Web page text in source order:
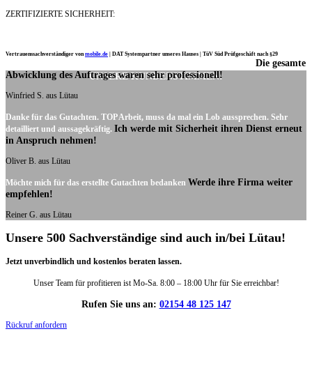
ZERTIFIZIERTE SICHERHEIT:
Vertrauenssachverständiger vonmobile.de DAT Systempartner unseres Hauses | TüV Süd Prüfgeschäft nach §29
UNSERE KUNDENSTIMMEN:
Die gesamte
Abwicklung des Auftrages waren sehr professionell!
Winfried S. aus Lütau
Danke für das Gutachten. TOP Arbeit, muss da mal ein Lob aussprechen. Sehr
detailliert und aussagekräftig. Ich werde mit Sicherheit ihren Dienst erneut
in Anspruch nehmen!
Oliver B. aus Lütau
Möchte mich für das erstellte Gutachten bedanken Werde ihre Firma weiter
empfehlen!
Reiner G. aus Lütau
Unsere 500 Sachverständige sind auch in/bei Lütau!
Jetzt unverbindlich und kostenlos beraten lassen.
Unser Team für profitieren ist Mo-Sa. 8:00 – 18:00 Uhr für Sie erreichbar!
Rufen Sie uns an: 02154 48 125 147
Rückruf anfordern